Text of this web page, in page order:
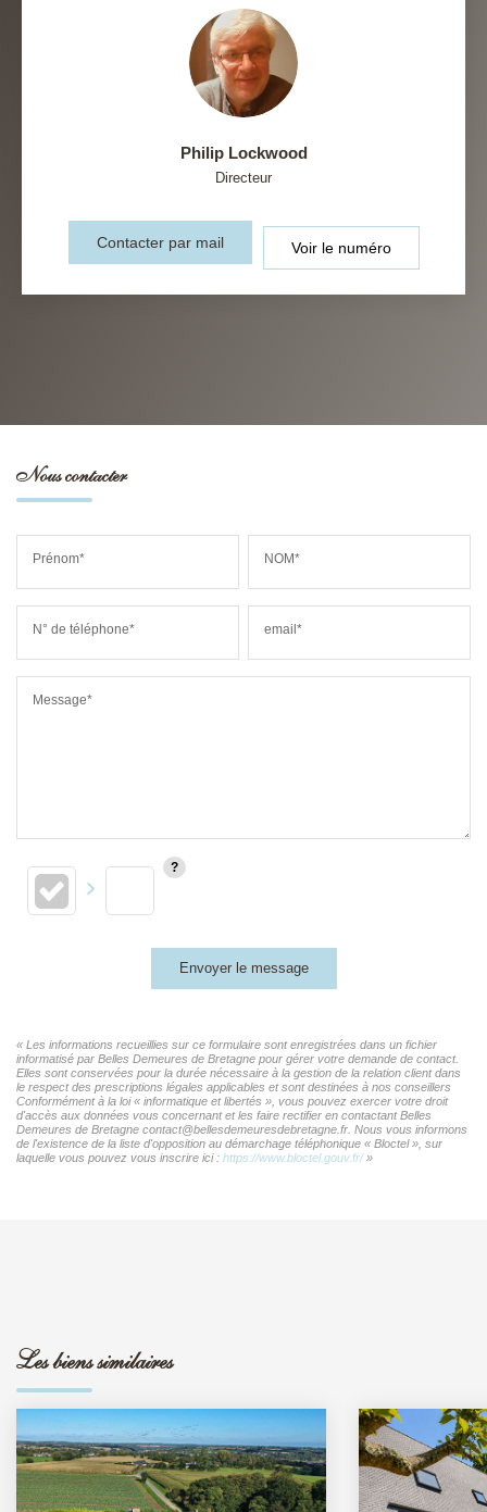
Philip Lockwood
Directeur
Contacter par mail Voir le numéro
Nous contacter
Prénom* NOM*
N° de téléphone* email*
Message*
Envoyer le message
« Les informations recueillies sur ce formulaire sont enregistrées dans un fichier
informatisé par Belles Demeures de Bretagne pour gérer votre demande de contact.
Elles sont conservées pour la durée nécessaire à la gestion de la relation client dans
le respect des prescriptions légales applicables et sont destinées à nos conseillers
Conformément à la loi « informatique et libertés », vous pouvez exercer votre droit
d'accès aux données vous concernant et les faire rectifier en contactant Belles
Demeures de Bretagne contact@bellesdemeuresdebretagne.fr. Nous vous informons
de l'existence de la liste d'opposition au démarchage téléphonique « Bloctel », sur
laquelle vous pouvez vous inscrire ici : https://www.bloctel.gouv.fr/»
Les biens similaires